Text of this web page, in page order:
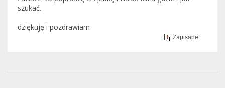
szukać.
dziękuję i pozdrawiam
Zapisane